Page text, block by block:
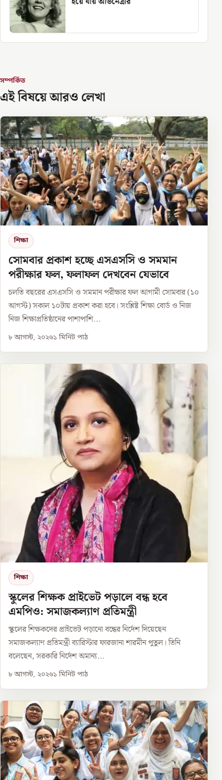
সম্পর্কিত
এই বিষয়ে আরও লেখা
শিক্ষা
সোমবার প্রকাশ হচ্ছে এসএসসি ও সমমান
পরীক্ষার ফল, ফলাফল দেখবেন যেভাবে
চলতি বছরের এসএসসি ও সমমান পরীক্ষার ফল আগামী সোমবার (১০
আগস্ট) সকাল ১০টায় প্রকাশ করা হবে। সংশ্লিষ্ট শিক্ষা বোর্ড ও নিজ
নিজ শিক্ষাপ্রতিষ্ঠানের পাশাপাশি...
৮ আগস্ট, ২০২৬১ মিনিট পাঠ
শিক্ষা
স্কুলের শিক্ষক প্রাইভেট পড়ালে বন্ধ হবে
এমপিও: সমাজকল্যাণ প্রতিমন্ত্রী
স্কুলের শিক্ষকদের প্রাইভেট পড়ানো বন্ধের নির্দেশ দিয়েছেন
সমাজকল্যাণ প্রতিমন্ত্রী ব্যারিস্টার ফারজানা শারমীন পুতুল। তিনি
বলেছেন, সরকারি নির্দেশ অমান্য...
৮ আগস্ট, ২০২৬১ মিনিট পাঠ